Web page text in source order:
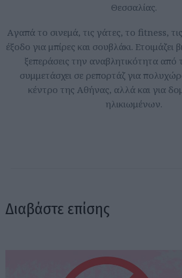
Θεσσαλίας.
Aγαπά το σινεμά, τις γάτες, το fitness,
έξοδο για μπίρες και σουβλάκι. Ετοιμάζει
ξεπεράσεις την αναβλητικότητα από
συμμετάσχει σε ρεπορτάζ για
κέντρο της Αθήνας, αλλά και για
ηλικιωμένων.
Διαβάστε επίσης